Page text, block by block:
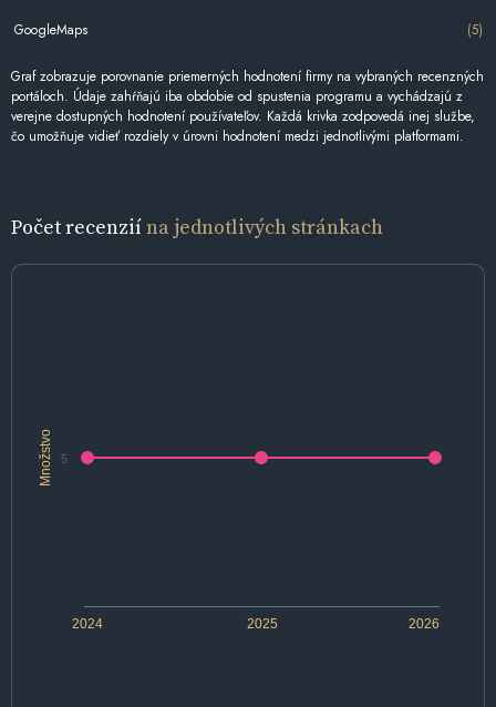
GoogleMaps (5)
Graf zobrazuje porovnanie priemerných hodnotení firmy na vybraných recenzných
portáloch. Údaje zahŕňajú iba obdobie od spustenia programu a vychádzajú z
verejne dostupných hodnotení používateľov. Každá krivka zodpovedá inej službe,
čo umožňuje vidieť rozdiely v úrovni hodnotení medzi jednotlivými platformami.
Počet recenziína jednotlivých stránkach
Množstvo
2024 2025 2026
5